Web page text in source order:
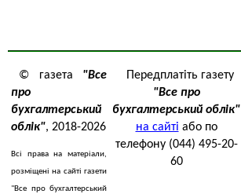
© газета "Все
про
бухгалтерський
облік", 2018-2026
Всі права на матеріали,
розміщені на сайті газети
"Все про бухгалтерський
Передплатіть газету
"Все про
бухгалтерський облік"
на сайті або по
телефону (044) 495-20-
60